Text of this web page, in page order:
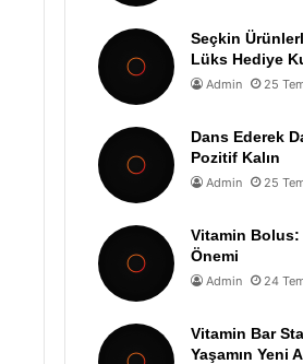
Seçkin
Lüks Hediye
Admin 25
Dans Ederek
Pozitif Kalın
Admin 25
Vitamin Bolus:
Önemi
Admin 24
Vitamin Bar
Yaşamın Yeni